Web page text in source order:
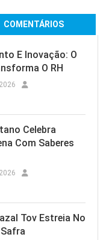
COMENTÁRIOS
E Inovação: O
O RH
Celebra
Com Saberes
Tov Estreia No